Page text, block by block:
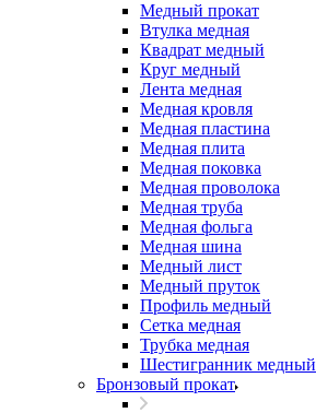
Медный прокат
Втулка медная
Квадрат медный
Круг медный
Лента медная
Медная кровля
Медная пластина
Медная плита
Медная поковка
Медная проволока
Медная труба
Медная фольга
Медная шина
Медный лист
Медный пруток
Профиль медный
Сетка медная
Трубка медная
Шестигранник медный
Бронзовый прокат